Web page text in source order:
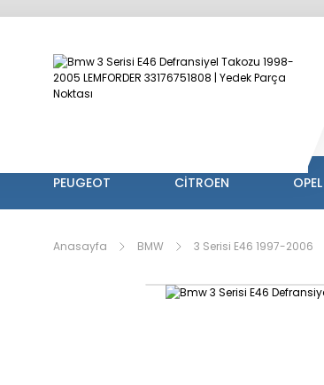
PEUGEOT CİTROEN OPEL
Anasayfa BMW 3 Serisi E46 1997-2006